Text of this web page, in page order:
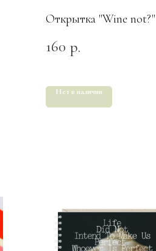
Открытка "Wine not?"
160 р.
Нет в наличии